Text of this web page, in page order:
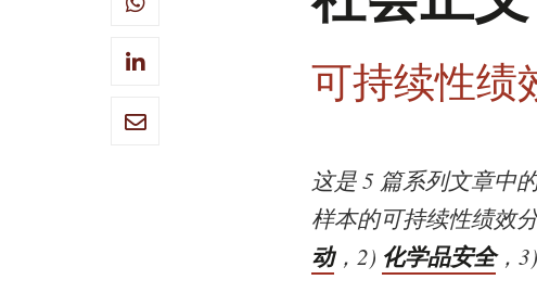
可持续性绩效
这是 5 篇系列文章中
样本的可持续性绩效
动，2) 化学品安全， 3)